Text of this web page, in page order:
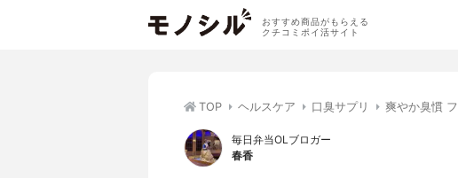
おすすめ商品がもらえる
クチコミポイ活サイト
TOP ヘルスケア 口臭サプリ 爽やか臭慣
毎日弁当OLブロガー
春香